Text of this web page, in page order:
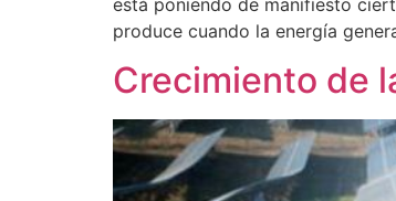
produce cuando la energía
Crecimiento de